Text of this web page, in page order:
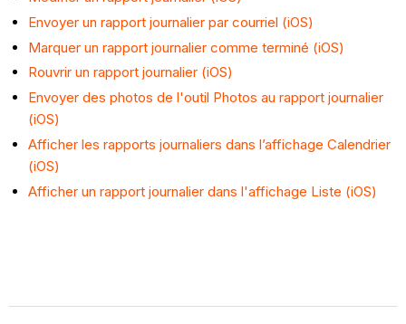
Envoyer un rapport journalier par courriel (iOS)
Marquer un rapport journalier comme terminé (iOS)
Rouvrir un rapport journalier (iOS)
Envoyer des photos de l'outil Photos au rapport journalier
(iOS)
Afficher les rapports journaliers dans l’affichage Calendrier
(iOS)
Afficher un rapport journalier dans l'affichage Liste (iOS)